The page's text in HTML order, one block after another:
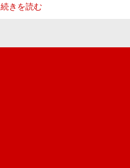
続きを読む